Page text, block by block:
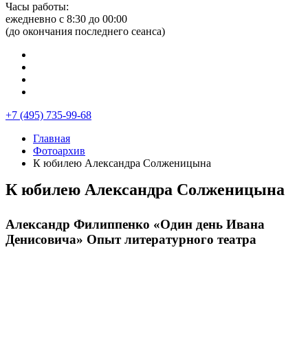
Часы работы:
ежедневно с 8:30 до 00:00
(до окончания последнего сеанса)
+7 (495) 735-99-68
Главная
Фотоархив
К юбилею Александра Солженицына
К юбилею Александра Солженицына
Александр Филиппенко «Один день Ивана
Денисовича» Опыт литературного театра